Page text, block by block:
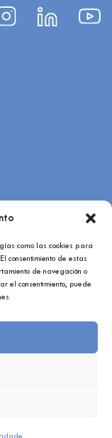
como las cookies para
consentimiento de estas
de navegación o
el consentimiento, puede
Social Abanca